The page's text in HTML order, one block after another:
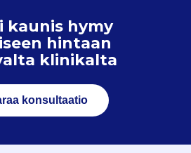
kaunis hymy
hintaan
klinikalta
konsultaatio